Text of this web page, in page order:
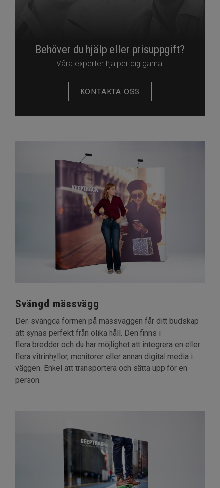
Behöver du hjälp eller prisuppgift?
Våra experter hjälper dig gärna.
KONTAKTA OSS
Svängd mässvägg
Den svängda formen på mässväggen får ditt budskap
att synas perfekt från olika håll. Den finns i
flera bredder och du har möjlighet att integrera en eller
flera vitrinhyllor, monitorer eller annan digital media i
väggen. Enkel att transportera och sätta upp för en
person.